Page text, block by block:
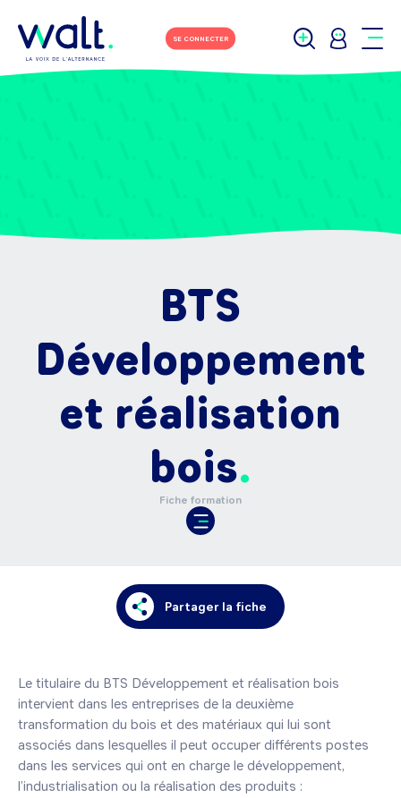
SE CONNECTER
BTS
Développement
et réalisation
bois
Fiche formation
Partager la fiche
Le titulaire du BTS Développement et réalisation bois
intervient dans les entreprises de la deuxième
transformation du bois et des matériaux qui lui sont
associés dans lesquelles il peut occuper différents postes
dans les services qui ont en charge le développement,
l’industrialisation ou la réalisation des produits :